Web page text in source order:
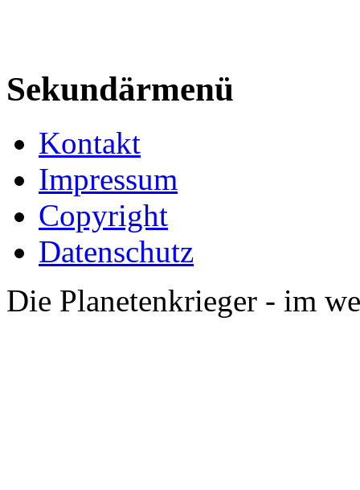
Sekundärmenü
Kontakt
Impressum
Copyright
Datenschutz
Die Planetenkrieger - im